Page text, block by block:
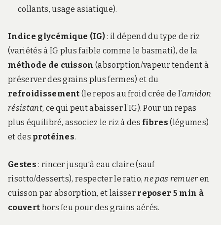
collants, usage asiatique).
Indice glycémique (IG): il dépend du type de riz
(variétés à IG plus faible comme le basmati), de la
méthode de cuisson (absorption/vapeur tendent à
préserver des grains plus fermes) et du
refroidissement (le repos au froid crée de l’amidon
résistant, ce qui peut abaisser l’IG). Pour un repas
plus équilibré, associez le riz à des fibres (légumes)
et des protéines.
Gestes : rincer jusqu’à eau claire (sauf
risotto/desserts), respecter le ratio, ne pas remuer en
cuisson par absorption, et laisser reposer 5 min à
couvert hors feu pour des grains aérés.